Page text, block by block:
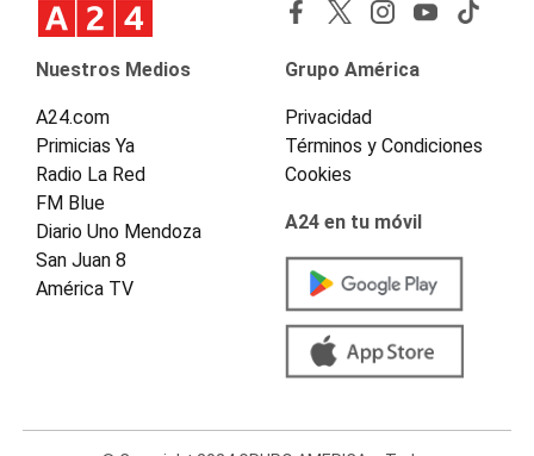
Nuestros Medios
A24.com
Primicias Ya
Radio La Red
FM Blue
Diario Uno Mendoza
San Juan 8
América TV
Grupo América
Privacidad
Términos y Condiciones
Cookies
A24 en tu móvil